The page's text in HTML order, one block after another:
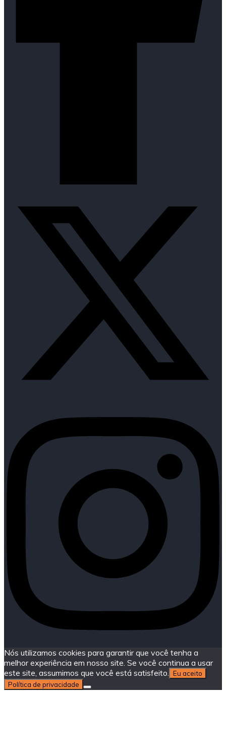
Nós utilizamos cookies para garantir que você tenha a
melhor experiência em nosso site. Se você continua a usar
este site, assumimos que você está satisfeito. Eu aceito
Política de privacidade